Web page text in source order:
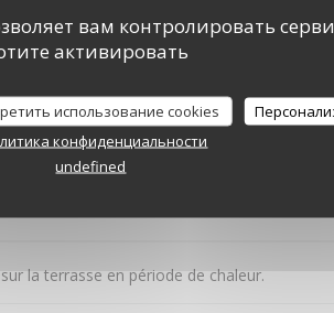
вам контролировать
активировать
использование cookies
конфиденциальности
undefined
Услуги:1/5 Атмосфера :
la terrasse en période de chaleur.